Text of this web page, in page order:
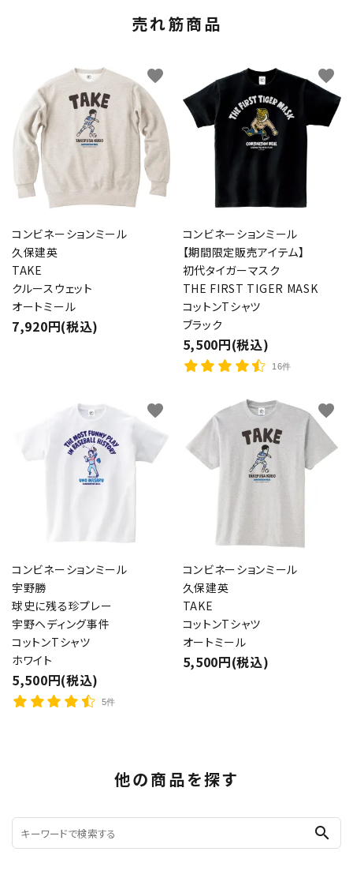
売れ筋商品
コンビネーションミール
久保建英
TAKE
クルースウェット
オートミール
7,920円(税込)
favorite
コンビネーションミール
【期間限定販売アイテム】
初代タイガーマスク
THE FIRST TIGER MASK
コットンTシャツ
ブラック
5,500円(税込)
16件
favorite
コンビネーションミール
宇野勝
球史に残る珍プレー
宇野ヘディング事件
コットンTシャツ
ホワイト
5,500円(税込)
5件
favorite
コンビネーションミール
久保建英
TAKE
コットンTシャツ
オートミール
5,500円(税込)
favorite
他の商品を探す
search